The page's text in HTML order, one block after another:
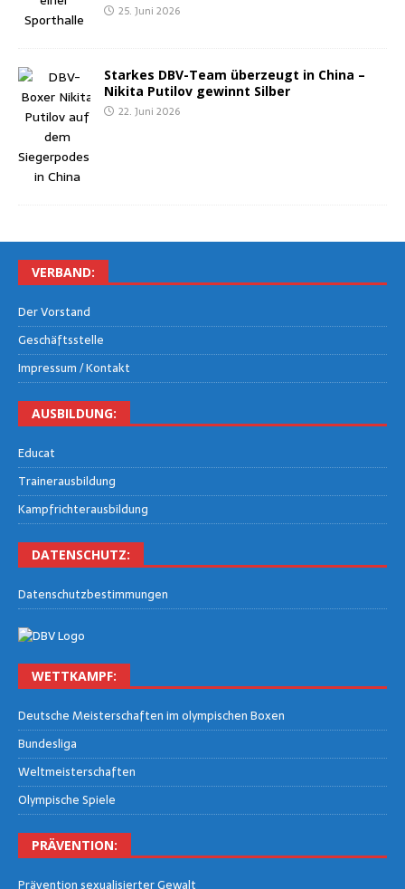
25. Juni 2026
Star­kes DBV-Team über­zeugt in Chi­na –
Niki­ta Puti­l­ov gewinnt Silber
22. Juni 2026
VER­BAND:
Der Vor­stand
Geschäfts­stel­le
Impres­sum / Kontakt
AUS­BIL­DUNG:
Edu­cat
Trai­ner­aus­bil­dung
Kampf­rich­ter­aus­bil­dung
DATEN­SCHUTZ:
Daten­schutz­be­stim­mun­gen
WETT­KAMPF:
Deut­sche Meis­ter­schaf­ten im olym­pi­schen Boxen
Bun­des­li­ga
Welt­meis­ter­schaf­ten
Olym­pi­sche Spiele
PRÄ­VEN­TI­ON:
Prä­ven­ti­on sexua­li­sier­ter Gewalt